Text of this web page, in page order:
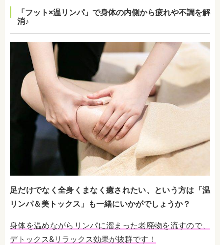
「フット×温リンパ」で身体の内側から疲れや不調を解
消♪
足だけでなく全身くまなく癒されたい、という方は「温
リンパ＆美トックス」も一緒にいかがでしょうか？
身体を温めながらリンパに溜まった老廃物を流すので、
デトックス&リラックス効果が抜群です！